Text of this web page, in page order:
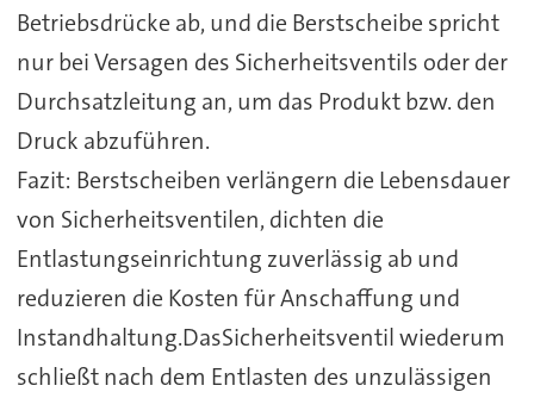
Betriebsdrücke ab, und die Berstscheibe spricht
nur bei Versagen des Sicherheitsventils oder der
Durchsatzleitung an, um das Produkt bzw. den
Druck abzuführen.
Fazit: Berstscheiben verlängern die Lebensdauer
von Sicherheitsventilen, dichten die
Entlastungseinrichtung zuverlässig ab und
reduzieren die Kosten für Anschaffung und
Instandhaltung.DasSicherheitsventil wiederum
schließt nach dem Entlasten des unzulässigen